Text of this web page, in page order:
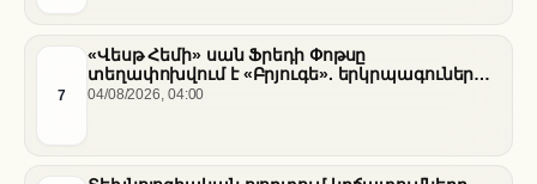
7
«Վեսթ Հեմի» սան Ֆրեդի Փոթսը
տեղափոխվում է «Բրյուգե». երկրպագուների
դժգոհությունը և ակումբի ռազմավարությունը
04/08/2026, 04:00